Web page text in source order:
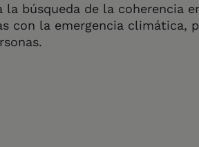
la búsqueda de la coherencia
con la emergencia climática,